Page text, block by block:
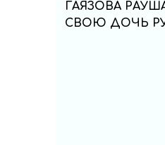
ГАЯЗОВА
СВОЮ ДОЧЬ